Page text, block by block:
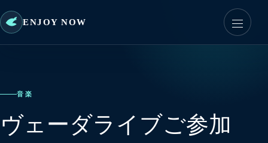
ENJOY NOW
音楽
ヴェーダライブご参加